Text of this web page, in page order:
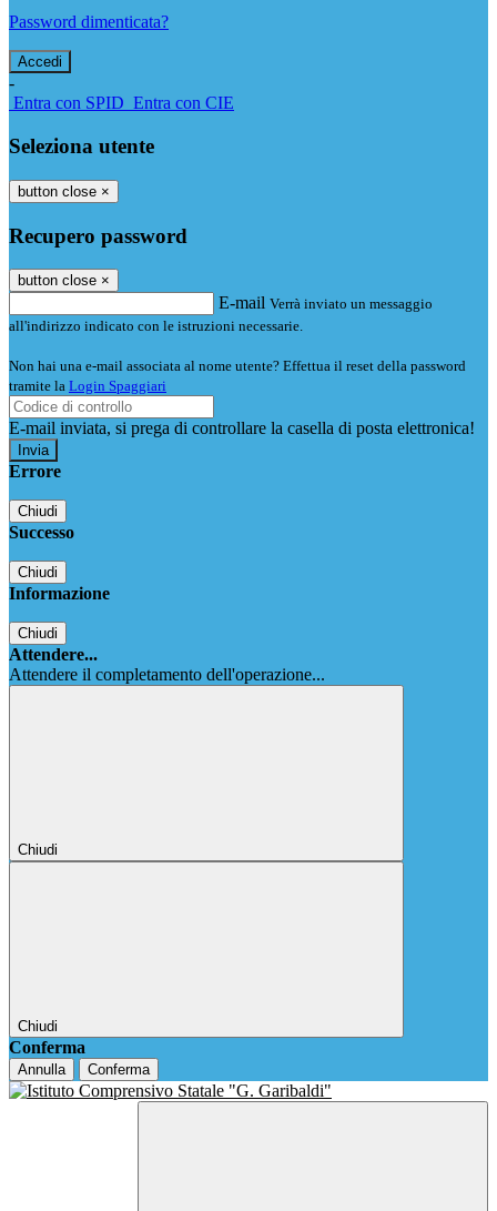
Password dimenticata?
-
Entra con SPID Entra con CIE
Seleziona utente
button close ×
Recupero password
button close ×
E-mail Verrà inviato un messaggio
all'indirizzo indicato con le istruzioni necessarie.
Non hai una e-mail associata al nome utente? Effettua il reset della password
tramite la Login Spaggiari
E-mail inviata, si prega di controllare la casella di posta elettronica!
Errore
Chiudi
Successo
Chiudi
Informazione
Chiudi
Attendere...
Attendere il completamento dell'operazione...
Chiudi
Chiudi
Conferma
Annulla Conferma